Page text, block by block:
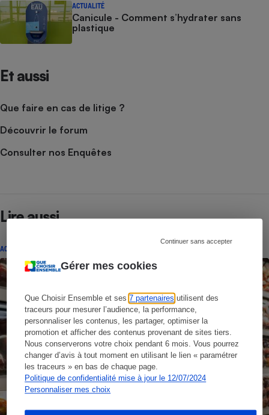
Gérer mes cookies
Que Choisir Ensemble et ses7 partenaires utilisent des
traceurs pour mesurer l’audience, la performance,
personnaliser les contenus, les partager, optimiser la
promotion et afficher des contenus provenant de sites tiers.
Nous conserverons votre choix pendant 6 mois. Vous pourrez
changer d’avis à tout moment en utilisant le lien « paramétrer
les traceurs » en bas de chaque page.
Politique de confidentialité mise à jour le 12/07/2024
Personnaliser mes choix
Continuer sans accepter
ACTUALITÉ
Canicule - Comment s’hydrater sans
plastique
Et aussi
Que faire en cas de litige ?
Découvrir le forum
Consulter nos Enquêtes
Lire aussi
ACTUALITÉ